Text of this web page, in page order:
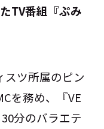
TV番組『ぷみ
スツ所属のピン
を務め、『VE
分のバラエテ